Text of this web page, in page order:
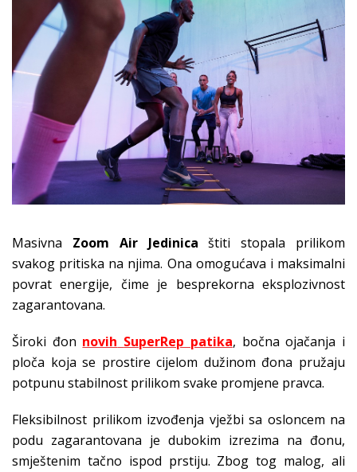
Masivna Zoom Air Jedinica štiti stopala prilikom
svakog pritiska na njima. Ona omogućava i maksimalni
povrat energije, čime je besprekorna eksplozivnost
zagarantovana.
Široki đon novih SuperRep patika, bočna ojačanja i
ploča koja se prostire cijelom dužinom đona pružaju
potpunu stabilnost prilikom svake promjene pravca.
Fleksibilnost prilikom izvođenja vježbi sa osloncem na
podu zagarantovana je dubokim izrezima na đonu,
smještenim tačno ispod prstiju. Zbog tog malog, ali